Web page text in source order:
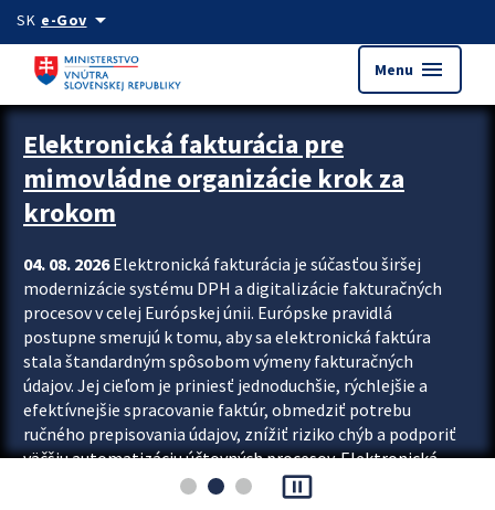
Preskocit na hlavný obsah
SK e-Govarrow_drop_down
Menu menu
Zastavit automatický posun upútavok
Elektronická fakturácia pre
mimovládne organizácie krok za
krokom
04. 08. 2026Elektronická fakturácia je súčasťou širšej
modernizácie systému DPH a digitalizácie fakturačných
procesov v celej Európskej únii. Európske pravidlá
postupne smerujú k tomu, aby sa elektronická faktúra
stala štandardným spôsobom výmeny fakturačných
údajov. Jej cieľom je priniesť jednoduchšie, rýchlejšie a
efektívnejšie spracovanie faktúr, obmedziť potrebu
ručného prepisovania údajov, znížiť riziko chýb a podporiť
väčšiu automatizáciu účtovných procesov. Elektronická
fakturácia preto nepredstavuje...
pause_presentation